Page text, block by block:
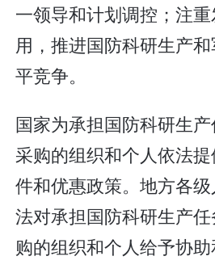
一领导和计划调控；注
用，推进国防科研生产
平竞争。
国家为承担国防科研生
采购的组织和个人依法
件和优惠政策。地方各
法对承担国防科研生产
购的组织和个人给予协助